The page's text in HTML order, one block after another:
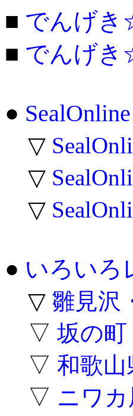
■ でんげ
■ でんげき
●
▽
▽
▽
● いろいろ
▽ 雛見沢
▽ 坂の
▽ 和歌
▽ ニワ